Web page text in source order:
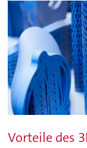
Vorteile des